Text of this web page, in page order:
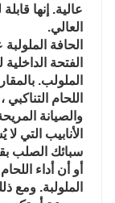
عالية. إنها
العالي.
الحافة
الفتحة
الملولب.
اللحام
والصيانة
الأنابيب التي
سبائك الصلب
أو أن أداء
الملولبة. ومع